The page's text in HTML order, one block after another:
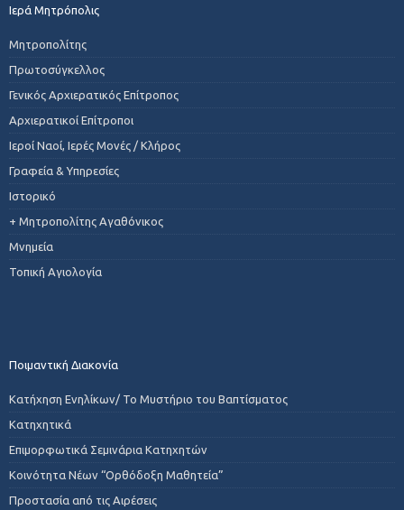
Ιερά Μητρόπολις
Μητροπολίτης
Πρωτοσύγκελλος
Γενικός Αρχιερατικός Επίτροπος
Αρχιερατικοί Επίτροποι
Ιεροί Ναοί, Ιερές Μονές / Κλήρος
Γραφεία & Υπηρεσίες
Ιστορικό
+ Μητροπολίτης Αγαθόνικος
Μνημεία
Τοπική Αγιολογία
Ποιμαντική Διακονία
Κατήχηση Ενηλίκων/ Το Μυστήριο του Βαπτίσματος
Κατηχητικά
Επιμορφωτικά Σεμινάρια Κατηχητών
Κοινότητα Νέων “Ορθόδοξη Μαθητεία”
Προστασία από τις Αιρέσεις